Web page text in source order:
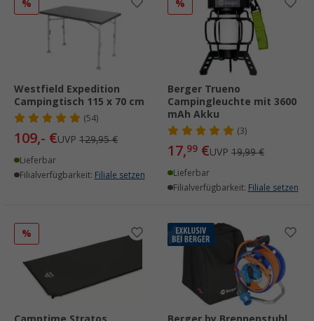
%
Westfield Expedition
Campingtisch 115 x 70 cm
(54)
109,- €UVP 129,95 €
Lieferbar
Filialverfügbarkeit: Filiale setzen
%
Berger Trueno
Campingleuchte mit 3600
mAh Akku
(3)
17,99 €UVP 19,99 €
Lieferbar
Filialverfügbarkeit: Filiale setzen
%
Camptime Stratos Berger by Brennenstuhl